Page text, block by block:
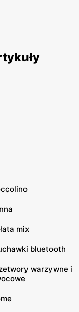
mix
bluetooth
warzywne i